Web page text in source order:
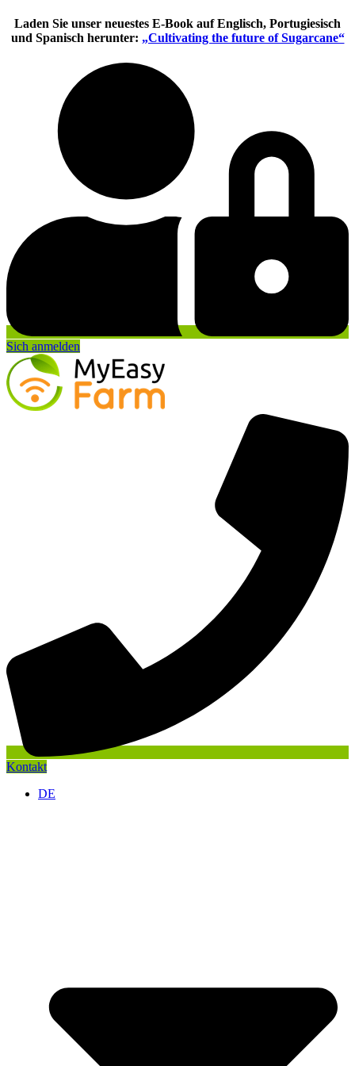
Zum
Inhalt
Laden Sie unser neuestes E-Book auf Englisch, Portugiesisch
und Spanisch herunter: „Cultivating the future of Sugarcane“
Sich anmelden
Kontakt
DE